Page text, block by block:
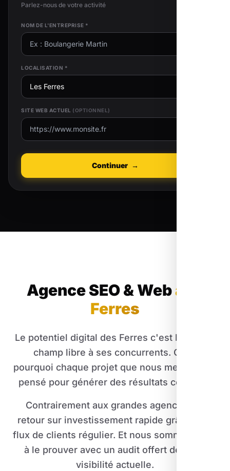
Parlez-nous de votre activité
NOM DE L'ENTREPRISE *
LOCALISATION *
SITE WEB ACTUEL (OPTIONNEL)
Continuer →
Agence SEO & Webaux
Ferres
Le potentiel digital des Ferres c'est laisser le
champ libre à ses concurrents. C'est
pourquoi chaque projet que nous menons est
pensé pour générer des résultats concrets.
Contrairement aux grandes agences, un
retour sur investissement rapide grâce à un
flux de clients régulier. Et nous sommes prêts
à le prouver avec un audit offert de votre
visibilité actuelle.